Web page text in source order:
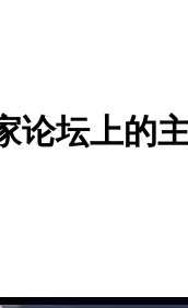
坛上的